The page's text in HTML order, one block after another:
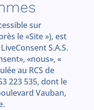
sur
le «Site »), est
S.A.S.
«nous», «
au RCS de
223 535, dont le
Vauban,